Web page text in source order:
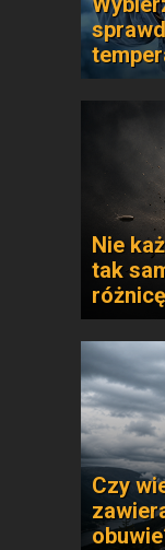
Nie
tak
Czy